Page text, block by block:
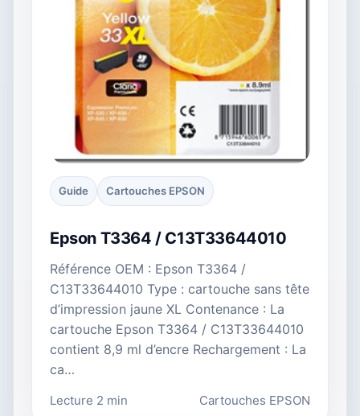
Guide Cartouches EPSON
Epson T3364 / C13T33644010
Référence OEM : Epson T3364 /
C13T33644010 Type : cartouche sans tête
d’impression jaune XL Contenance : La
cartouche Epson T3364 / C13T33644010
contient 8,9 ml d’encre Rechargement : La
ca…
Lecture 2 min Cartouches EPSON